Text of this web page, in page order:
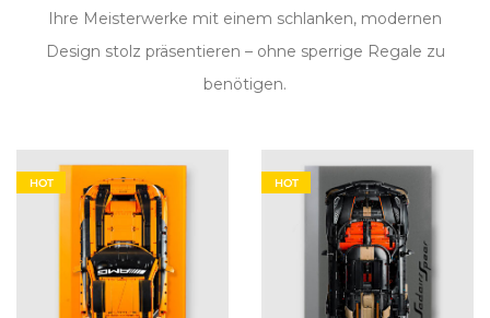
Ihre Meisterwerke mit einem schlanken, modernen
Design stolz präsentieren – ohne sperrige Regale zu
benötigen.
HOT HOT